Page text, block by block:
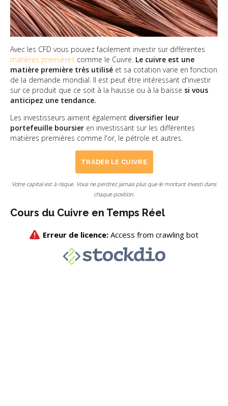
Avec les CFD vous pouvez facilement investir sur différentes
matières premières comme le Cuivre. Le cuivre est une
matière première très utilisé et sa cotation varie en fonction
de la demande mondial. Il est peut être intéressant d'investir
sur ce produit que ce soit à la hausse ou à la baisse si vous
anticipez une tendance.
Les investisseurs aiment également diversifier leur
portefeuille boursier en investissant sur les différentes
matières premières comme l'or, le pétrole et autres.
TRADER LE CUIVRE
Votre capital est à risque. Vous ne perdrez jamais plus que le montant investi dans
chaque position.
Cours du Cuivre en Temps Réel